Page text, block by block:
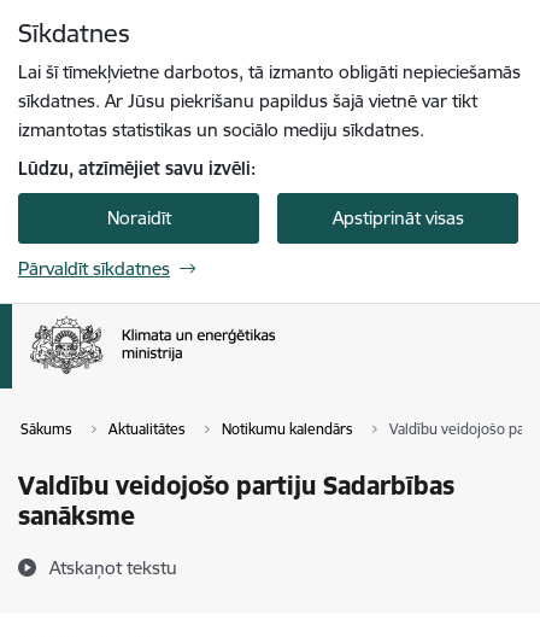
Sīkdatnes
Lai šī tīmekļvietne darbotos, tā izmanto obligāti nepieciešamās
sīkdatnes. Ar Jūsu piekrišanu papildus šajā vietnē var tikt
izmantotas statistikas un sociālo mediju sīkdatnes.
Lūdzu, atzīmējiet savu izvēli:
Noraidīt Apstiprināt visas
Pārvaldīt sīkdatnes
Sākums Aktualitātes Notikumu kalendārs Valdību veidojošo
Valdību veidojošo partiju Sadarbības
sanāksme
Atskaņot tekstu